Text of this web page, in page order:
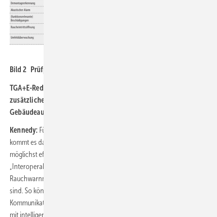
Bild 2 Prüfpflichten von Rauchwarnmeldern der Typen A, B und C.
TGA+E-Redaktion: Bedeuten fernauslesbare Melder ein
zusätzliches Bussystem neben der bereits bestehenden
Gebäudeautomation?
Kennedy: Für die Wohnungswirtschaft und ihre Servicepartner
kommt es darauf an, die immer zahlreicheren digitalen Systeme
möglichst effizient zu betreiben. Der Schlüssel dazu heißt:
„Interoperabilität“. Fachplaner sollten deshalb darauf achten, dass
Rauchwarnmelder ins digitale Gebäudemanagement integrierbar
sind. So können Warnmelder mit dem herstellerübergreifenden
Kommunikationsstandard Open Metering System (OMS) zusammen
mit intelligenten Verbrauchszählern sowie Geräten der